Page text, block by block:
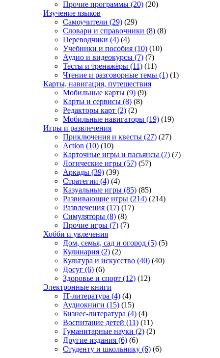
Прочие программы (20) (20)
Изучение языков
Самоучители (29) (29)
Словари и справочники (8) (8)
Переводчики (4) (4)
Учебники и пособия (10) (10)
Аудио и видеокурсы (7) (7)
Тесты и тренажёры (11) (11)
Чтение и разговорные темы (1) (1)
Карты, навигация, путешествия
Мобильные карты (9) (9)
Карты и сервисы (8) (8)
Редакторы карт (2) (2)
Мобильные навигаторы (19) (19)
Игры и развлечения
Приключения и квесты (27) (27)
Action (10) (10)
Карточные игры и пасьянсы (7) (7)
Логические игры (57) (57)
Аркады (39) (39)
Стратегии (4) (4)
Казуальные игры (85) (85)
Развивающие игры (214) (214)
Развлечения (17) (17)
Симуляторы (8) (8)
Прочие игры (7) (7)
Хобби и увлечения
Дом, семья, сад и огород (5) (5)
Кулинария (2) (2)
Культура и искусство (40) (40)
Досуг (6) (6)
Здоровье и спорт (12) (12)
Электронные книги
IT-литература (4) (4)
Аудиокниги (15) (15)
Бизнес-литература (4) (4)
Воспитание детей (11) (11)
Гуманитарные науки (2) (2)
Другие издания (6) (6)
Студенту и школьнику (6) (6)